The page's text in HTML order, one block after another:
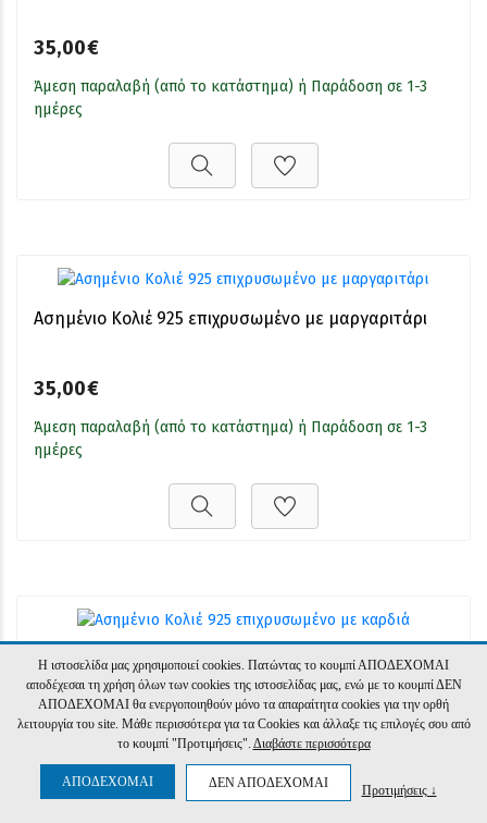
35,00€
Άμεση παραλαβή (από το κατάστημα) ή Παράδοση σε 1-3
ημέρες
Ασημένιο Κολιέ 925 επιχρυσωμένο με μαργαριτάρι
35,00€
Άμεση παραλαβή (από το κατάστημα) ή Παράδοση σε 1-3
ημέρες
Ασημένιο Κολιέ 925 επιχρυσωμένο με καρδιά
35,00€
Κατόπιν παραγγελίας, παράδοση 4 έως 10 ημέρες
Η ιστοσελίδα μας χρησιμοποιεί cookies. Πατώντας το κουμπί ΑΠΟΔΕΧΟΜΑΙ
αποδέχεσαι τη χρήση όλων των cookies της ιστοσελίδας μας, ενώ με το κουμπί ΔΕΝ
ΑΠΟΔΕΧΟΜΑΙ θα ενεργοποιηθούν μόνο τα απαραίτητα cookies για την ορθή
λειτουργία του site. Μάθε περισσότερα για τα Cookies και άλλαξε τις επιλογές σου από
το κουμπί "Προτιμήσεις". Διαβάστε περισσότερα
ΑΠΟΔΕΧΟΜΑΙ ΔΕΝ ΑΠΟΔΕΧΟΜΑΙ Προτιμήσεις ↓